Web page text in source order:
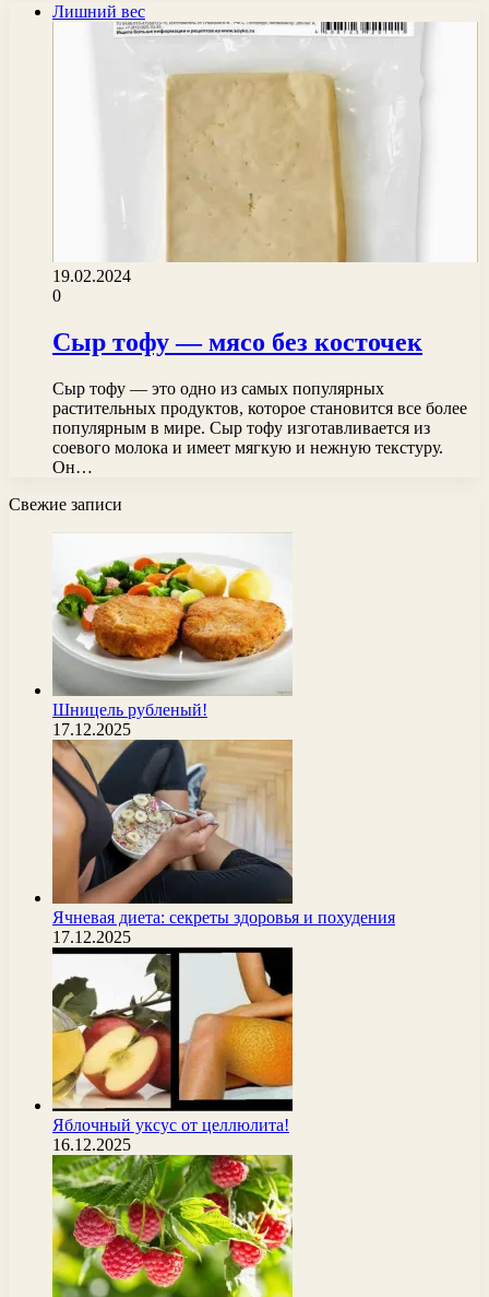
Лишний вес
19.02.2024
0
Сыр тофу — мясо без косточек
Сыр тофу — это одно из самых популярных
растительных продуктов, которое становится все более
популярным в мире. Сыр тофу изготавливается из
соевого молока и имеет мягкую и нежную текстуру.
Он…
Свежие записи
Шницель рубленый!
17.12.2025
Ячневая диета: секреты здоровья и похудения
17.12.2025
Яблочный уксус от целлюлита!
16.12.2025